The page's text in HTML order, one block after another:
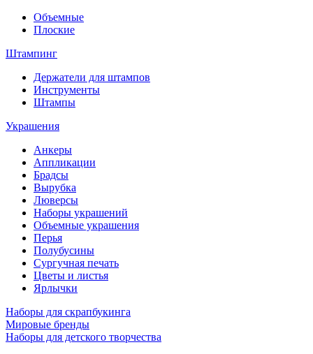
Объемные
Плоские
Штампинг
Держатели для штампов
Инструменты
Штампы
Украшения
Анкеры
Аппликации
Брадсы
Вырубка
Люверсы
Наборы украшений
Объемные украшения
Перья
Полубусины
Сургучная печать
Цветы и листья
Ярлычки
Наборы для скрапбукинга
Мировые бренды
Наборы для детского творчества